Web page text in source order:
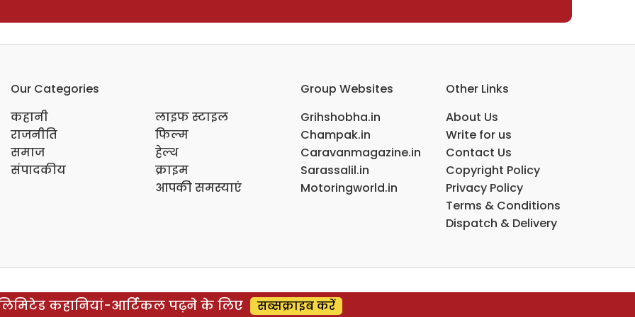
Our Categories
कहानी
राजनीति
समाज
संपादकीय
लाइफ स्टाइल
फिल्म
हेल्थ
क्राइम
आपकी समस्याएं
Group Websites
Grihshobha.in
Champak.in
Caravanmagazine.in
Sarassalil.in
Motoringworld.in
Other Links
About Us
Write for us
Contact Us
Copyright Policy
Privacy Policy
Terms & Conditions
Dispatch & Delivery
कहानियां-आर्टिकल पढ़ने के लिए सब्सक्राइब करें